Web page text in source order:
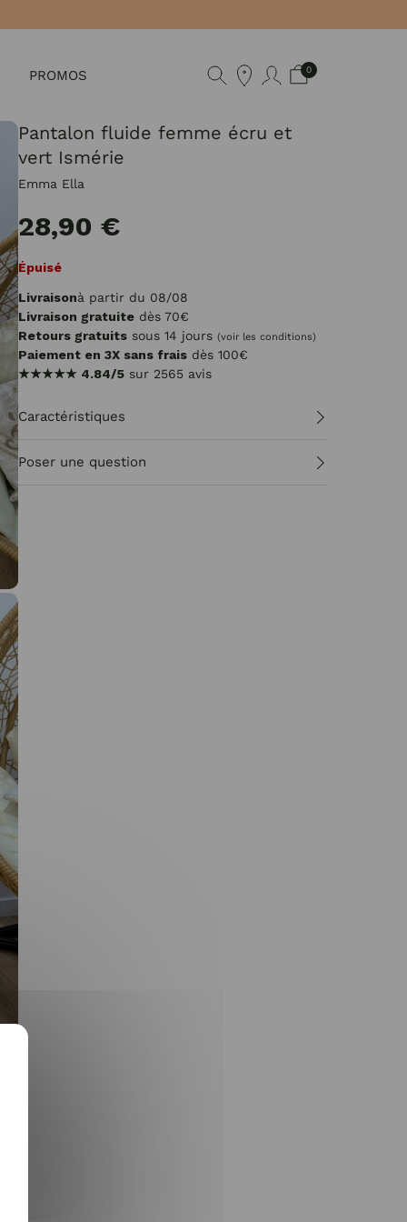
PROMOS 0
Pantalon fluide femme écru et
vert Ismérie
Emma Ella
28,90 €
Épuisé
Livraisonà partir du 08/08
Livraison gratuite dès 70€
Retours gratuits sous 14 jours (voir les conditions)
Paiement en 3X sans frais dès 100€
★★★★★ 4.84/5 sur 2565 avis
Caractéristiques
Poser une question